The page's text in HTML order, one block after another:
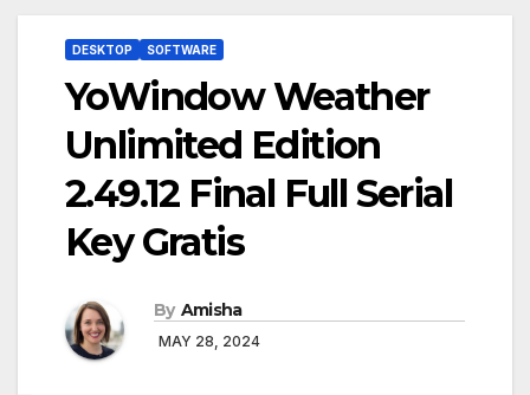
DESKTOP SOFTWARE
YoWindow Weather
Unlimited Edition
2.49.12 Final Full Serial
Key Gratis
By Amisha
MAY 28, 2024